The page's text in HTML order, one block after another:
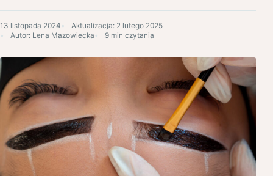
13 listopada 2024 Aktualizacja: 2 lutego 2025
Autor: Lena Mazowiecka 9 min czytania